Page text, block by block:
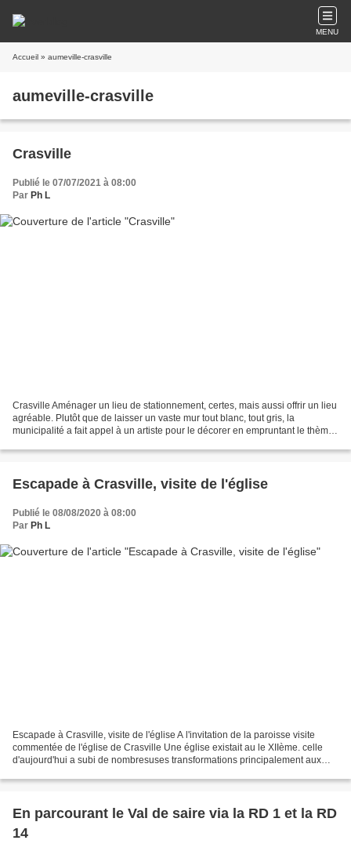
MENU
Accueil » aumeville-crasville
aumeville-crasville
Crasville
Publié le 07/07/2021 à 08:00
Par Ph L
Crasville Aménager un lieu de stationnement, certes, mais aussi offrir un lieu
agréable. Plutôt que de laisser un vaste mur tout blanc, tout gris, la
municipalité a fait appel à un artiste pour le décorer en empruntant le thème
Escapade à Crasville, visite de l'église
Publié le 08/08/2020 à 08:00
Par Ph L
Escapade à Crasville, visite de l'église A l'invitation de la paroisse visite
commentée de l'église de Crasville Une église existait au le XIIème. celle
d'aujourd'hui a subi de nombresuses transformations principalement aux
En parcourant le Val de saire via la RD 1 et la RD
14